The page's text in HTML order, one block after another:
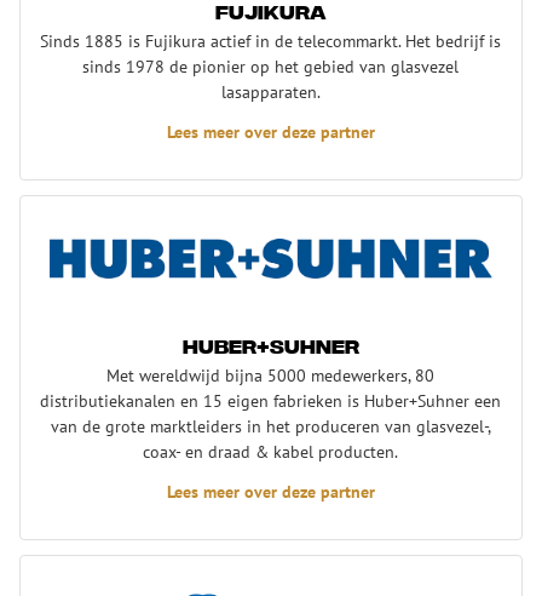
Fujikura
Sinds 1885 is Fujikura actief in de telecommarkt. Het bedrijf is
sinds 1978 de pionier op het gebied van glasvezel
lasapparaten.
Lees meer over deze partner
Huber+Suhner
Met wereldwijd bijna 5000 medewerkers, 80
distributiekanalen en 15 eigen fabrieken is Huber+Suhner een
van de grote marktleiders in het produceren van glasvezel-,
coax- en draad & kabel producten.
Lees meer over deze partner